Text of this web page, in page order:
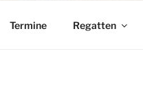
Termine Regatten